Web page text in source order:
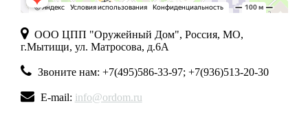
ООО ЦПП "Оружейный Дом", Россия, МО,
г.Мытищи, ул. Матросова, д.6А
Звоните нам: +7(495)586-33-97; +7(936)513-20-30
E-mail: info@ordom.ru